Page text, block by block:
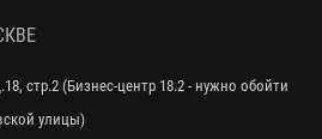
стр.2 (Бизнес-центр 18.2 - нужно обойти
улицы)